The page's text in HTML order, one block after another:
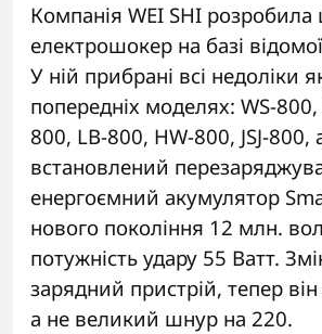
Компанія WEI SHI розробила
електрошокер на базі
У ній прибрані всі недоліки
попередніх моделях: WS-
800, LB-800, HW-800, JSJ-800,
встановлений
енергоємний акумулятор
нового покоління 12 млн.
потужність удару 55 Ватт.
зарядний пристрій, тепер
а не великий шнур на 220.